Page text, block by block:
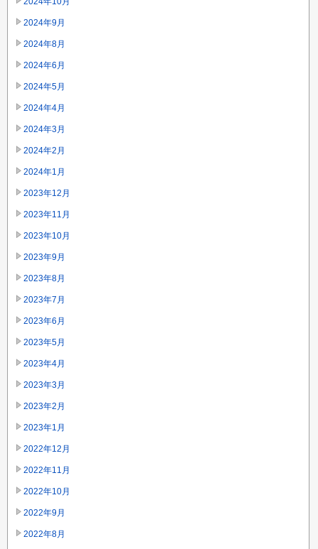
2024年9月
2024年8月
2024年6月
2024年5月
2024年4月
2024年3月
2024年2月
2024年1月
2023年12月
2023年11月
2023年10月
2023年9月
2023年8月
2023年7月
2023年6月
2023年5月
2023年4月
2023年3月
2023年2月
2023年1月
2022年12月
2022年11月
2022年10月
2022年9月
2022年8月